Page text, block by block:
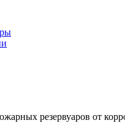
резервуаров от